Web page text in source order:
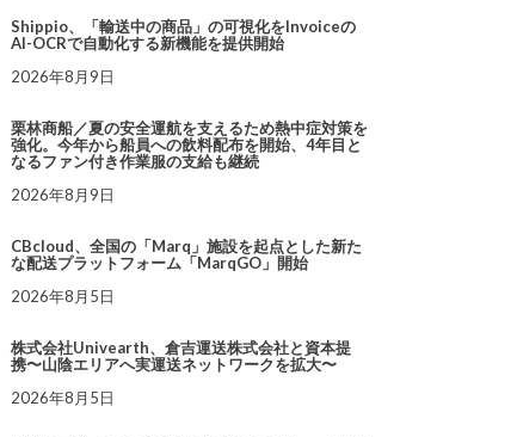
Shippio、「輸送中の商品」の可視化をInvoiceの
AI-OCRで自動化する新機能を提供開始
2026年8月9日
栗林商船／夏の安全運航を支えるため熱中症対策を
強化。今年から船員への飲料配布を開始、4年目と
なるファン付き作業服の支給も継続
2026年8月9日
CBcloud、全国の「Marq」施設を起点とした新た
な配送プラットフォーム「MarqGO」開始
2026年8月5日
株式会社Univearth、倉吉運送株式会社と資本提
携〜山陰エリアへ実運送ネットワークを拡大〜
2026年8月5日